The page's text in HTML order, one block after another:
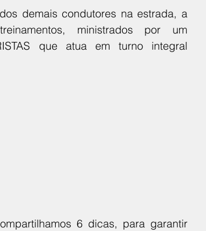
demais condutores na estrada, a
ministrados por um
que atua em turno integral
6 dicas, para garantir